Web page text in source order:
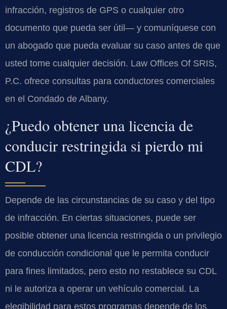
infracción, registros de GPS o cualquier otro
documento que pueda ser útil— y comuníquese con
un abogado que pueda evaluar su caso antes de que
usted tome cualquier decisión. Law Offices Of SRIS,
P.C. ofrece consultas para conductores comerciales
en el Condado de Albany.
¿Puedo obtener una licencia de
conducir restringida si pierdo mi
CDL?
Depende de las circunstancias de su caso y del tipo
de infracción. En ciertas situaciones, puede ser
posible obtener una licencia restringida o un privilegio
de conducción condicional que le permita conducir
para fines limitados, pero esto no restablece su CDL
ni le autoriza a operar un vehículo comercial. La
elegibilidad para estos programas depende de los